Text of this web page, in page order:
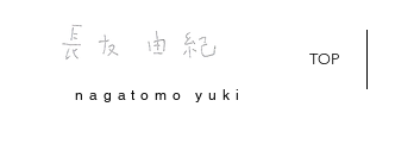
nagatomo yuki
TOP